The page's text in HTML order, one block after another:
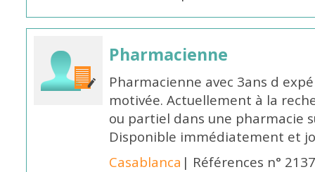
Pharmacienne
Pharmacienne avec 3ans d
motivée. Actuellement à la
ou partiel dans une pharmacie
Disponible immédiatement et
Casablanca | Références n°